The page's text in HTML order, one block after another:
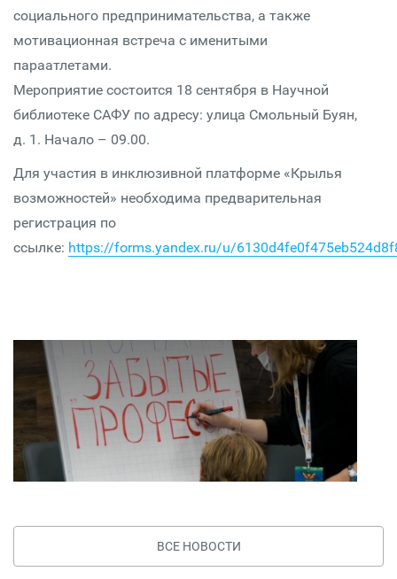
социального предпринимательства, а также
мотивационная встреча с именитыми
параатлетами.
Мероприятие состоится 18 сентября в Научной
библиотеке САФУ по адресу: улица Смольный Буян,
д. 1. Начало – 09.00.
Для участия в инклюзивной платформе «Крылья
возможностей» необходима предварительная
регистрация по
ссылке: https://forms.yandex.ru/u/
ВСЕ НОВОСТИ